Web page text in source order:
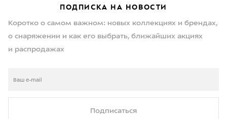
ПОДПИСКА НА НОВОСТИ
Коротко о самом важном: новых коллекциях и брендах,
о снаряжении и как его выбрать, ближайших акциях
и распродажах
Подписаться